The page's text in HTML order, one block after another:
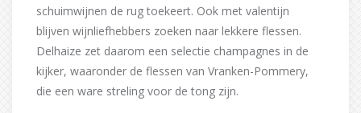
schuimwijnen de rug toekeert. Ook met valentijn
blijven wijnliefhebbers zoeken naar lekkere flessen.
Delhaize zet daarom een selectie champagnes in de
kijker, waaronder de flessen van Vranken-Pommery,
die een ware streling voor de tong zijn.